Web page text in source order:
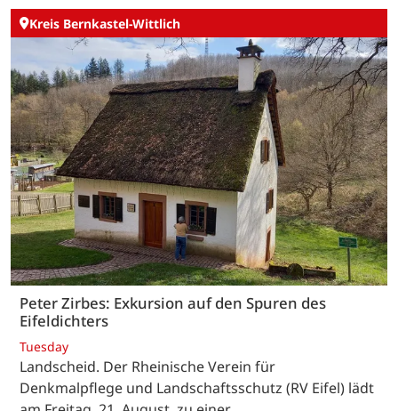
Kreis Bernkastel-Wittlich
Peter Zirbes: Exkursion auf den Spuren des
Eifeldichters
Tuesday
Landscheid. Der Rheinische Verein für
Denkmalpflege und Landschaftsschutz (RV Eifel) lädt